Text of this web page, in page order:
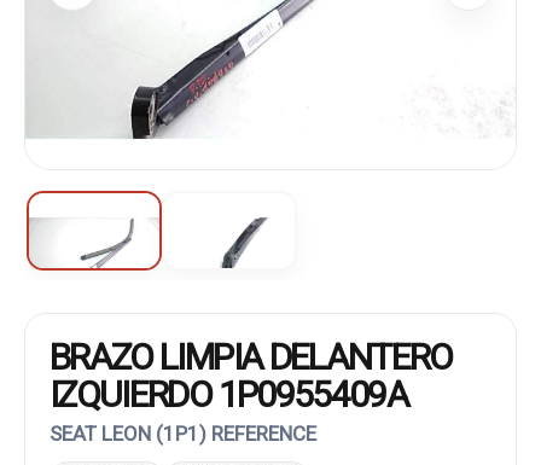
BRAZO LIMPIA DELANTERO
IZQUIERDO 1P0955409A
SEAT LEON (1P1) REFERENCE